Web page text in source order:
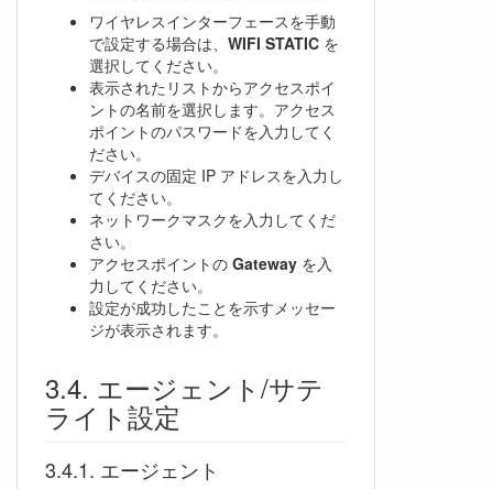
ワイヤレスインターフェースを手動
で設定する場合は、 WIFI STATIC を
選択してください。
表示されたリストからアクセスポイ
ントの名前を選択します。アクセス
ポイントのパスワードを入力してく
ださい。
デバイスの固定 IP アドレスを入力し
てください。
ネットワークマスクを入力してくだ
さい。
アクセスポイントの Gateway を入
力してください。
設定が成功したことを示すメッセー
ジが表示されます。
エージェント/サテ
ライト設定
エージェント